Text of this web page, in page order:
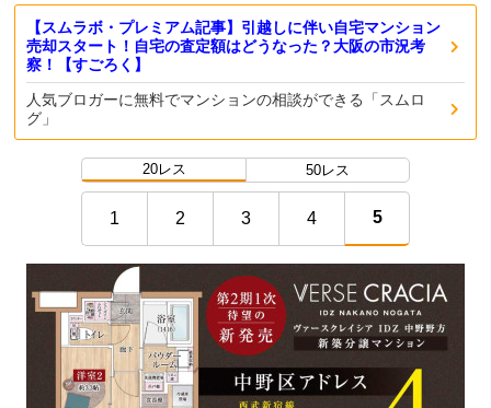
【スムラボ・プレミアム記事】引越しに伴い自宅マンション
売却スタート！自宅の査定額はどうなった？大阪の市況考
察！【すごろく】
人気ブロガーに無料でマンションの相談ができる「スムロ
グ」
20レス 50レス
1 2 3 4 5